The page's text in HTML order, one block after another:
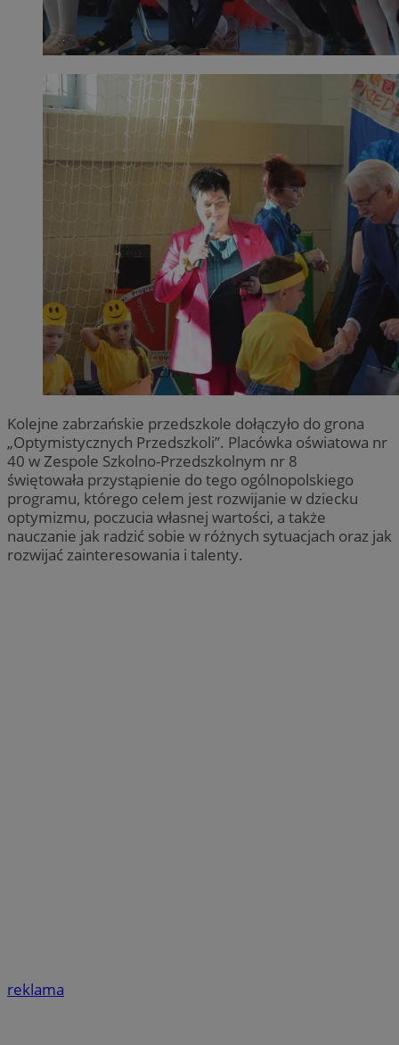
Kolejne zabrzańskie przedszkole dołączyło do grona
„Optymistycznych Przedszkoli”. Placówka oświatowa nr
40 w Zespole Szkolno-Przedszkolnym nr 8
świętowała przystąpienie do tego ogólnopolskiego
programu, którego celem jest rozwijanie w dziecku
optymizmu, poczucia własnej wartości, a także
nauczanie jak radzić sobie w różnych sytuacjach oraz jak
rozwijać zainteresowania i talenty.
reklama